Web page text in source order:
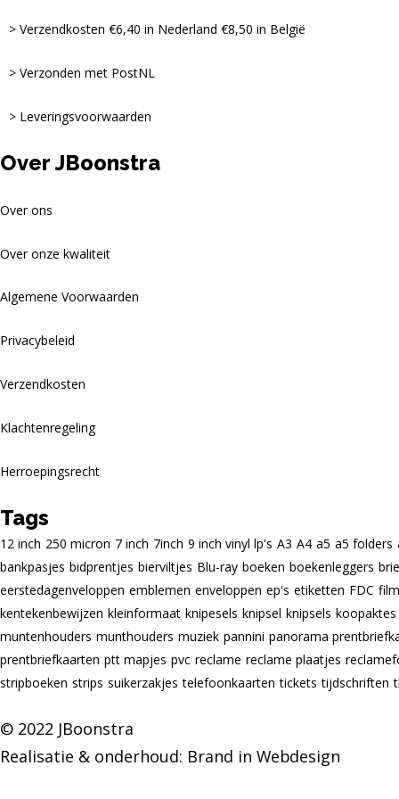
Verzendkosten €6,40 in Nederland €8,50 in België
Verzonden met PostNL
Leveringsvoorwaarden
Over JBoonstra
Over ons
Over onze kwaliteit
Algemene Voorwaarden
Privacybeleid
Verzendkosten
Klachtenregeling
Herroepingsrecht
Tags
12 inch 250 micron 7 inch 7inch 9 inch vinyl lp's A3 A4 a5 a5 folders
bankpasjes bidprentjes bierviltjes Blu-ray boeken boekenleggers
eerstedagenveloppen emblemen enveloppen ep's etiketten FDC
kentekenbewijzen kleinformaat knipesels knipsel knipsels koopaktes
muntenhouders munthouders muziek pannini panorama
prentbriefkaarten ptt mapjes pvc reclame reclame plaatjes
stripboeken strips suikerzakjes telefoonkaarten tickets tijdschriften
© 2022 JBoonstra
Realisatie & onderhoud: Brand in Webdesign